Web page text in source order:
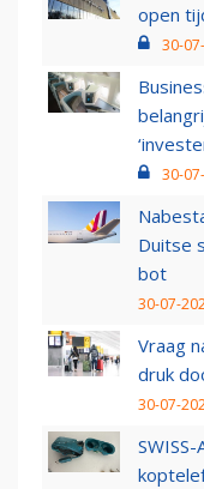
open
30-
30-
Duitse
bot
30-07-
Vraag
druk
30-07-